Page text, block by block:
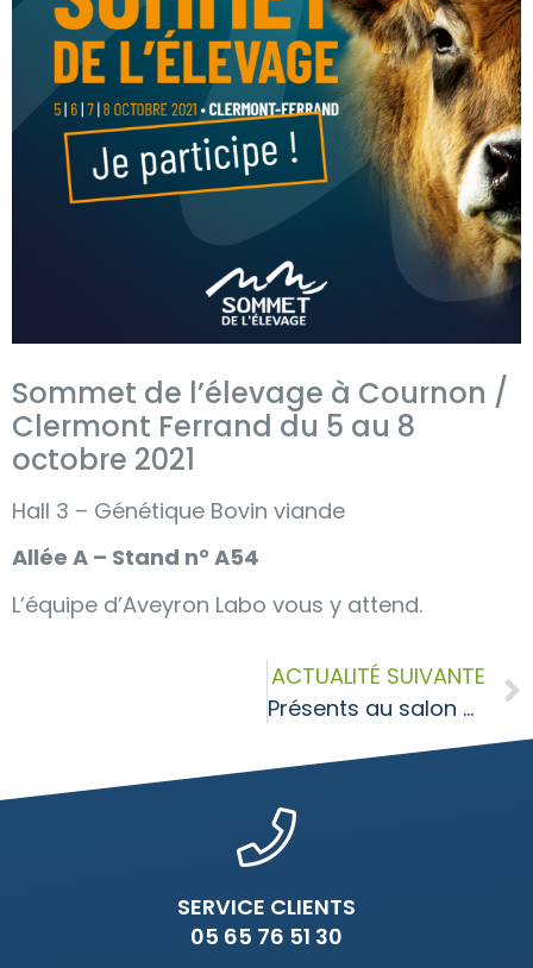
Sommet de l’élevage à Cournon /
Clermont Ferrand du 5 au 8
octobre 2021
Hall 3 – Génétique Bovin viande
Allée A – Stand n° A54
L’équipe d’Aveyron Labo vous y attend.
ACTUALITÉ SUIVANTE
Présents au salon des professionnels de l’élevage !
SERVICE CLIENTS
05 65 76 51 30